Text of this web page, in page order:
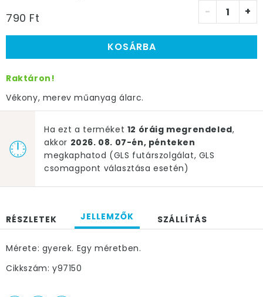
790 Ft - +
KOSÁRBA
Raktáron!
Vékony, merev műanyag álarc.
Ha ezt a terméket 12 óráig megrendeled,
akkor 2026. 08. 07-én, pénteken
megkaphatod (GLS futárszolgálat, GLS
csomagpont választása esetén)
RÉSZLETEK JELLEMZŐK SZÁLLÍTÁS
Mérete: gyerek. Egy méretben.
Cikkszám: y97150